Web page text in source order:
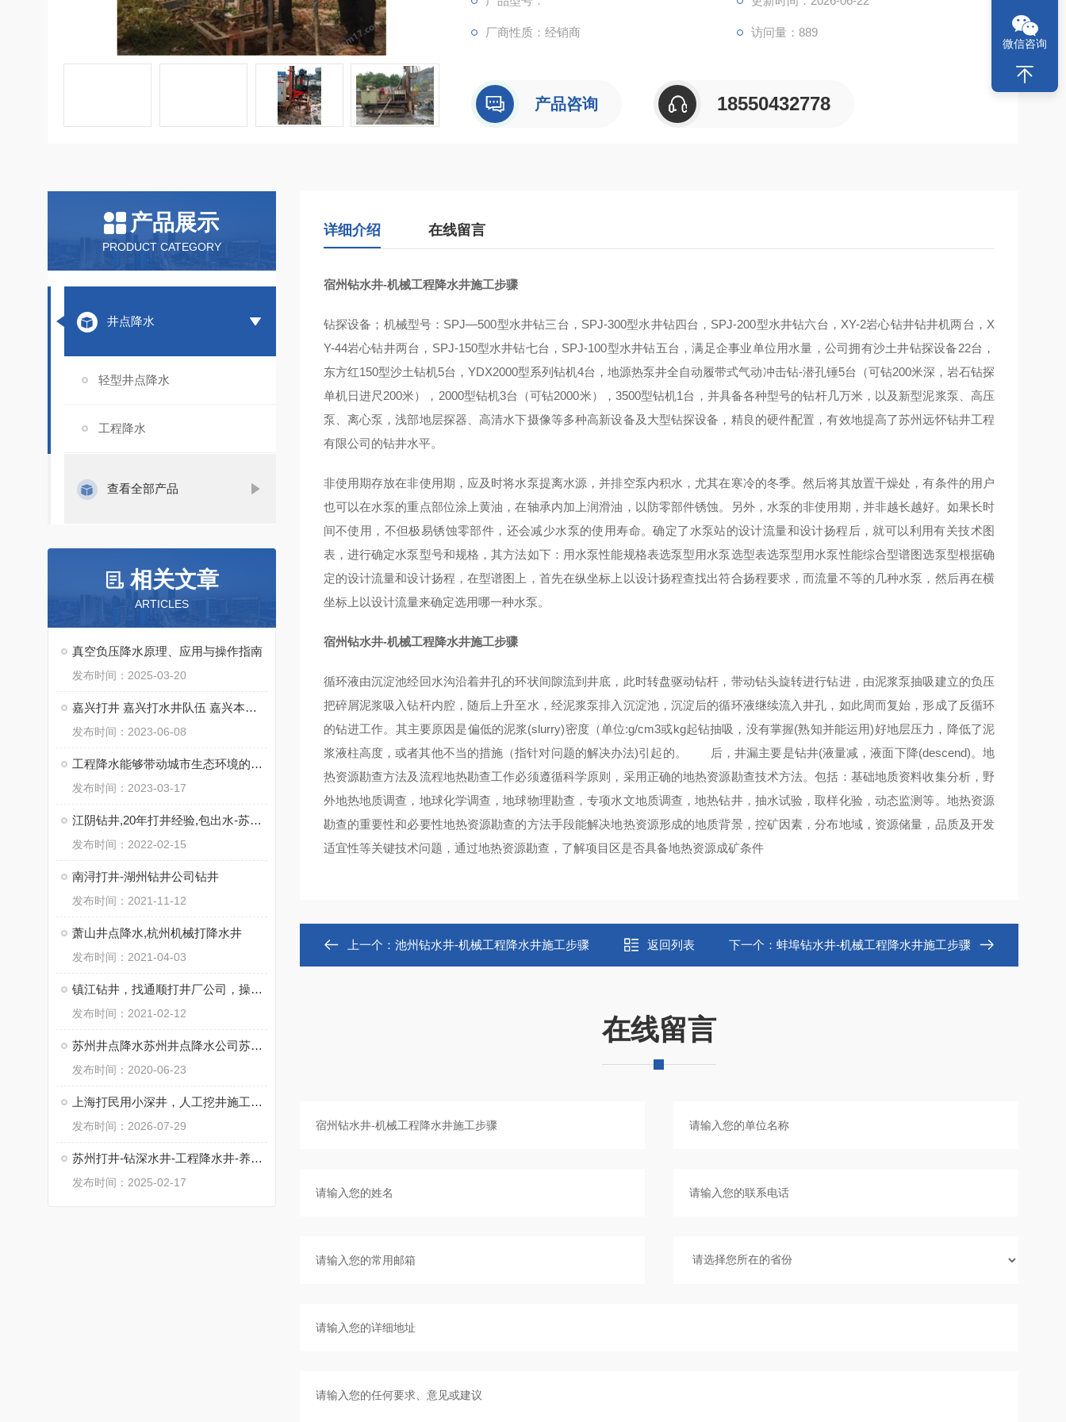
厂商性质：经销商 访问量：889
产品咨询 18550432778
产品展示
PRODUCT CATEGORY
井点降水
轻型井点降水
工程降水
查看全部产品
相关文章
ARTICLES
真空负压降水原理、应用与操作指南
发布时间：2025-03-20
嘉兴打井 嘉兴打水井队伍 嘉兴本地打水井钻井队
发布时间：2023-06-08
工程降水能够带动城市生态环境的优化
发布时间：2023-03-17
江阴钻井,20年打井经验,包出水-苏州通泉钻井工程有限公司
发布时间：2022-02-15
南浔打井-湖州钻井公司钻井
发布时间：2021-11-12
萧山井点降水,杭州机械打降水井
发布时间：2021-04-03
镇江钻井，找通顺打井厂公司，操作施工快
发布时间：2021-02-12
苏州井点降水苏州井点降水公司苏州井点降水有限公司通泉降水公司
发布时间：2020-06-23
上海打民用小深井，人工挖井施工，工程降水井
发布时间：2026-07-29
苏州打井-钻深水井-工程降水井-养殖井
发布时间：2025-02-17
详细介绍 在线留言
宿州钻水井-机械工程降水井施工步骤
钻探设备；机械型号：SPJ—500型水井钻三台，SPJ-300型水井钻四台，SPJ-200型水井钻六台，XY-2岩心钻井钻井机两台，X
Y-44岩心钻井两台，SPJ-150型水井钻七台，SPJ-100型水井钻五台，满足企事业单位用水量，公司拥有沙土井钻探设备22台，
东方红150型沙土钻机5台，YDX2000型系列钻机4台，地源热泵井全自动履带式气动冲击钻-潜孔锤5台（可钻200米深，岩石钻探
单机日进尺200米），2000型钻机3台（可钻2000米），3500型钻机1台，并具备各种型号的钻杆几万米，以及新型泥浆泵、高压
泵、离心泵，浅部地层探器、高清水下摄像等多种高新设备及大型钻探设备，精良的硬件配置，有效地提高了苏州远怀钻井工程
有限公司的钻井水平。
非使用期存放在非使用期，应及时将水泵提离水源，并排空泵内积水，尤其在寒冷的冬季。然后将其放置干燥处，有条件的用户
也可以在水泵的重点部位涂上黄油，在轴承内加上润滑油，以防零部件锈蚀。另外，水泵的非使用期，并非越长越好。如果长时
间不使用，不但极易锈蚀零部件，还会减少水泵的使用寿命。确定了水泵站的设计流量和设计扬程后，就可以利用有关技术图
表，进行确定水泵型号和规格，其方法如下：用水泵性能规格表选泵型用水泵选型表选泵型用水泵性能综合型谱图选泵型根据确
定的设计流量和设计扬程，在型谱图上，首先在纵坐标上以设计扬程查找出符合扬程要求，而流量不等的几种水泵，然后再在横
坐标上以设计流量来确定选用哪一种水泵。
宿州钻水井-机械工程降水井施工步骤
循环液由沉淀池经回水沟沿着井孔的环状间隙流到井底，此时转盘驱动钻杆，带动钻头旋转进行钻进，由泥浆泵抽吸建立的负压
把碎屑泥浆吸入钻杆内腔，随后上升至水，经泥浆泵排入沉淀池，沉淀后的循环液继续流入井孔，如此周而复始，形成了反循环
的钻进工作。其主要原因是偏低的泥浆(slurry)密度（单位:g/cm3或kg起钻抽吸，没有掌握(熟知并能运用)好地层压力，降低了泥
浆液柱高度，或者其他不当的措施（指针对问题的解决办法)引起的。 后，井漏主要是钻井(液量减，液面下降(descend)。地
热资源勘查方法及流程地热勘查工作必须遵循科学原则，采用正确的地热资源勘查技术方法。包括：基础地质资料收集分析，野
外地热地质调查，地球化学调查，地球物理勘查，专项水文地质调查，地热钻井，抽水试验，取样化验，动态监测等。地热资源
勘查的重要性和必要性地热资源勘查的方法手段能解决地热资源形成的地质背景，控矿因素，分布地域，资源储量，品质及开发
适宜性等关键技术问题，通过地热资源勘查，了解项目区是否具备地热资源成矿条件
上一个： 池州钻水井-机械工程降水井施工步骤 返回列表 下一个： 蚌埠钻水井-机械工程降水井施工步骤
在线留言
微信咨询